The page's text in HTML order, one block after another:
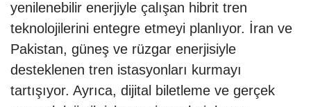
yenilenebilir enerjiyle çalışan hibrit tren
teknolojilerini entegre etmeyi planlıyor. İran ve
Pakistan, güneş ve rüzgar enerjisiyle
desteklenen tren istasyonları kurmayı
tartışıyor. Ayrıca, dijital biletleme ve gerçek